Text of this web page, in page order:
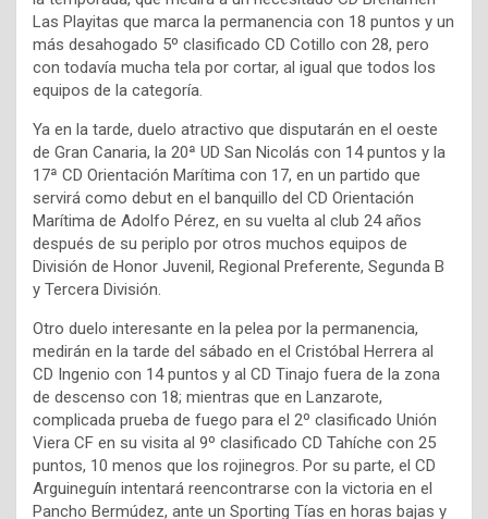
Las Playitas que marca la permanencia con 18 puntos y un
más desahogado 5º clasificado CD Cotillo con 28, pero
con todavía mucha tela por cortar, al igual que todos los
equipos de la categoría.
Ya en la tarde, duelo atractivo que disputarán en el oeste
de Gran Canaria, la 20ª UD San Nicolás con 14 puntos y la
17ª CD Orientación Marítima con 17, en un partido que
servirá como debut en el banquillo del CD Orientación
Marítima de Adolfo Pérez, en su vuelta al club 24 años
después de su periplo por otros muchos equipos de
División de Honor Juvenil, Regional Preferente, Segunda B
y Tercera División.
Otro duelo interesante en la pelea por la permanencia,
medirán en la tarde del sábado en el Cristóbal Herrera al
CD Ingenio con 14 puntos y al CD Tinajo fuera de la zona
de descenso con 18; mientras que en Lanzarote,
complicada prueba de fuego para el 2º clasificado Unión
Viera CF en su visita al 9º clasificado CD Tahíche con 25
puntos, 10 menos que los rojinegros. Por su parte, el CD
Arguineguín intentará reencontrarse con la victoria en el
Pancho Bermúdez, ante un Sporting Tías en horas bajas y